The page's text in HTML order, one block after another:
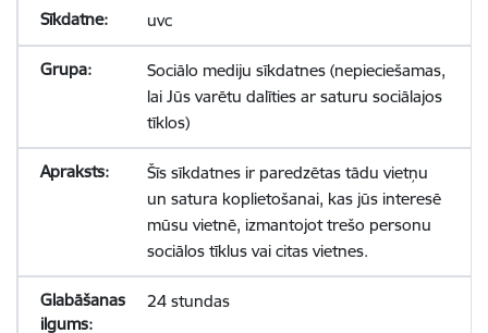
uvc
Sociālo mediju sīkdatnes (nepieciešamas,
lai Jūs varētu dalīties ar saturu sociālajos
tīklos)
Šīs sīkdatnes ir paredzētas tādu vietņu
un satura koplietošanai, kas jūs interesē
mūsu vietnē, izmantojot trešo personu
sociālos tīklus vai citas vietnes.
24 stundas